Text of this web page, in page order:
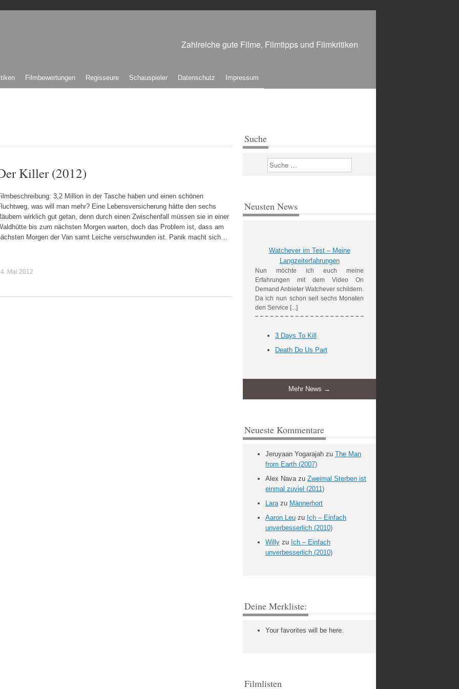
Zahlreiche gute Filme, Filmtipps und Filmkritiken
Filmbewertungen Regisseure Schauspieler Datenschutz Impressum
Killer (2012)
3,2 Million in der Tasche haben und einen schönen
was will man mehr? Eine Lebensversicherung hätte den sechs
wirklich gut getan, denn durch einen Zwischenfall müssen sie in einer
bis zum nächsten Morgen warten, doch das Problem ist, dass am
Morgen der Van samt Leiche verschwunden ist. Panik macht sich…
Mai 2012
Suche
Suchen
Neusten News
Watchever im Test – Meine
Langzeiterfahrungen
Nun möchte ich euch meine
Erfahrungen mit dem Video On
Demand Anbieter Watchever schildern.
Da ich nun schon seit sechs Monaten
den Service [...]
3 Days To Kill
Death Do Us Part
Mehr News →
Neueste Kommentare
Jeruyaan Yogarajah zu The Man
from Earth (2007)
Alex Navazu Zweimal Sterben ist
einmal zuviel (2011)
Larazu Männerhort
Aaron Leu zu Ich – Einfach
unverbesserlich (2010)
Willy zu Ich – Einfach
unverbesserlich (2010)
Deine Merkliste:
Your favorites will be here.
Filmlisten